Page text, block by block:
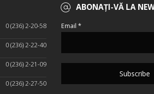
0 (236) 2-20-58
0 (236) 2-22-40
0 (236) 2-21-09
0 (236) 2-27-50
ABONAȚI-VĂ LA
Email *